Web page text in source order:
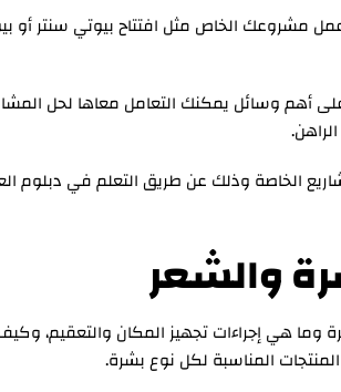
مشروعك الخاص مثل افتتاح بيوتي سنتر أو
أهم وسائل يمكنك التعامل معاها لحل
الخاصة وذلك عن طريق التعلم في دبلوم
والشعر
وما هي إجراءات تجهيز المكان والتعقيم،
المناسبة لكل نوع بشرة.